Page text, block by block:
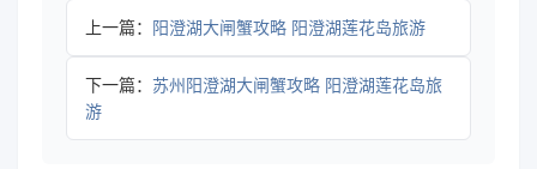
上一篇： 阳澄湖大闸蟹攻略 阳澄湖莲花岛旅游
下一篇： 苏州阳澄湖大闸蟹攻略 阳澄湖莲花岛旅
游